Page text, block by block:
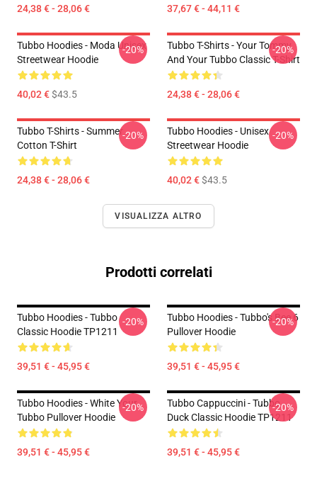
24,38 € - 28,06 € 37,67 € - 44,11 €
Tubbo Hoodies - Moda Unisex
Streetwear Hoodie
40,02 €$43.5
-20%
Tubbo T-Shirts - Your Tommy
And Your Tubbo Classic T-Shirt
24,38 € - 28,06 €
-20%
Tubbo T-Shirts - Summer
Cotton T-Shirt
24,38 € - 28,06 €
-20%
Tubbo Hoodies - Unisex
Streetwear Hoodie
40,02 €$43.5
-20%
VISUALIZZA ALTRO
Prodotti correlati
Tubbo Hoodies - Tubbo
Classic Hoodie TP1211
39,51 € - 45,95 €
-20%
Tubbo Hoodies - Tubbo's Bee 6
Pullover Hoodie
39,51 € - 45,95 €
-20%
Tubbo Hoodies - White Your
Tubbo Pullover Hoodie
39,51 € - 45,95 €
-20%
Tubbo Cappuccini - Tubbo
Duck Classic Hoodie TP1211
39,51 € - 45,95 €
-20%